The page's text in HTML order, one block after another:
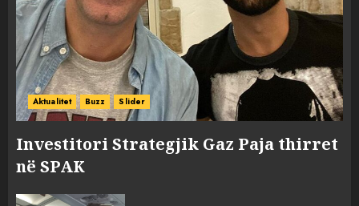
Aktualitet Buzz Slider
Investitori Strategjik Gaz Paja thirret
në SPAK